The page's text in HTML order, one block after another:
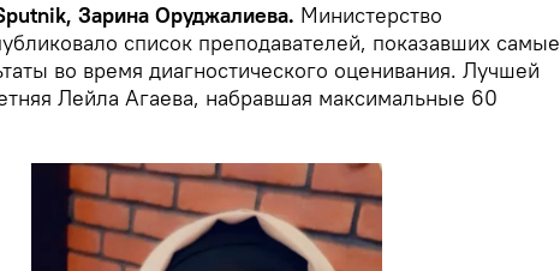
Зарина Оруджалиева. Министерство
список преподавателей, показавших самые
во время диагностического оценивания. Лучшей
Лейла Агаева, набравшая максимальные 60